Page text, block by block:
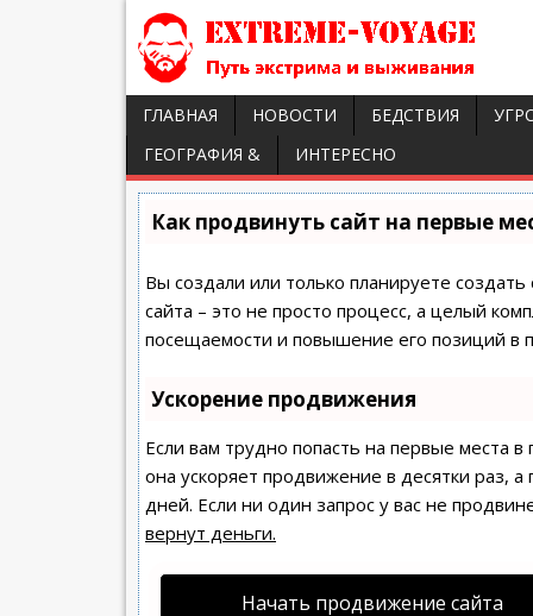
ГЛАВНАЯ НОВОСТИ БЕДСТВИЯ
ГЕОГРАФИЯ &
ИНТЕРЕСНО
Как продвинуть сайт на первые
Вы создали или только планируете
сайта – это не просто процесс, а целый
посещаемости и повышение его позиций в
Ускорение продвижения
Если вам трудно попасть на первые места
она ускоряет продвижение в десятки раз,
дней. Если ни один запрос у вас не
вернут деньги.
Начать продвижение сайта